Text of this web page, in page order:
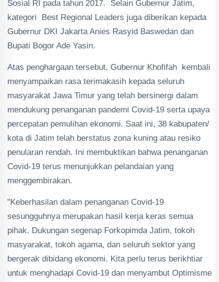
Sosial RI pada tahun 2017. Selain Gubernur Jatim,
kategori Best Regional Leaders juga diberikan kepada
Gubernur DKI Jakarta Anies Rasyid Baswedan dan
Bupati Bogor Ade Yasin.
Atas penghargaan tersebut, Gubernur Khofifah kembali
menyampaikan rasa terimakasih kepada seluruh
masyarakat Jawa Timur yang telah bersinergi dalam
mendukung penanganan pandemi Covid-19 serta upaya
percepatan pemulihan ekonomi. Saat ini, 38 kabupaten/
kota di Jatim telah berstatus zona kuning atau resiko
penularan rendah. Ini membuktikan bahwa penanganan
Covid-19 terus menunjukkan pelandaian yang
menggembirakan.
"Keberhasilan dalam penanganan Covid-19
sesungguhnya merupakan hasil kerja keras semua
pihak. Dukungan segenap Forkopimda Jatim, tokoh
masyarakat, tokoh agama, dan seluruh sektor yang
bergerak dibidang ekonomi. Kita perlu terus berikhtiar
untuk menghadapi Covid-19 dan menyambut Optimisme